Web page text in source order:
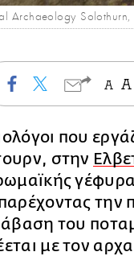
Archaeology Solothurn,
που
στην
την
του
με τον